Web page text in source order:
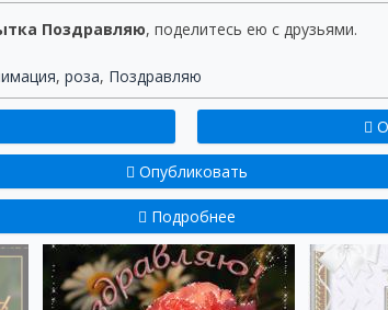
Поздравляю, поделитесь ею с друзьями.
, роза, Поздравляю
Опубликовать
Подробнее